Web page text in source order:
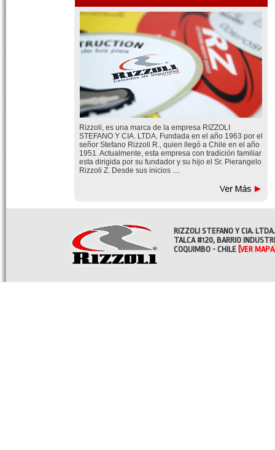
Rizzoli, es una marca de la empresa RIZZOLI
STEFANO Y CIA. LTDA. Fundada en el año 1963 por el
señor Stefano Rizzoli R., quien llegó a Chile en el año
1951. Actualmente, esta empresa con tradición familiar
esta dirigida por su fundador y su hijo el Sr. Pierangelo
Rizzoli Z. Desde sus inicios ....
RIZZOLI STEFANO Y CIA. LTDA.
TALCA #120, BARRIO
COQUIMBO - CHILE [VER